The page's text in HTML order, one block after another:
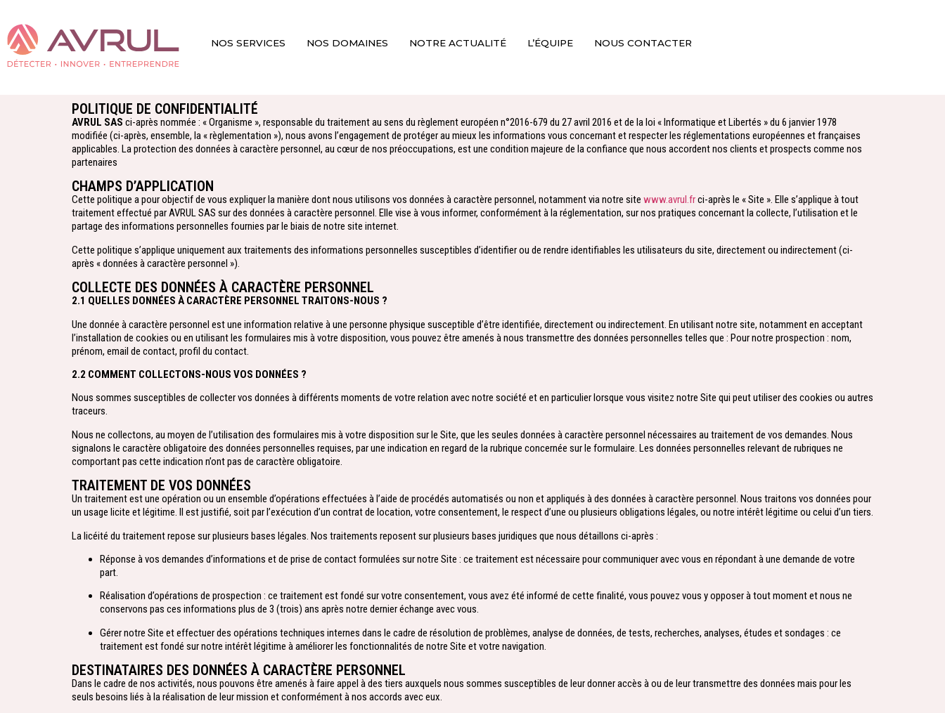
NOS SERVICES NOS DOMAINES NOTRE ACTUALITÉ L’ÉQUIPE NOUS CONTACTER
POLITIQUE DE CONFIDENTIALITÉ​
AVRUL SAS ci-après nommée : « Organisme », responsable du traitement au sens du règlement européen n°2016-679 du 27 avril 2016 et de la loi « Informatique et Libertés » du 6 janvier 1978
modifiée (ci-après, ensemble, la « règlementation »), nous avons l’engagement de protéger au mieux les informations vous concernant et respecter les réglementations européennes et françaises
applicables. La protection des données à caractère personnel, au cœur de nos préoccupations, est une condition majeure de la confiance que nous accordent nos clients et prospects comme nos
partenaires
CHAMPS D’APPLICATION
Cette politique a pour objectif de vous expliquer la manière dont nous utilisons vos données à caractère personnel, notamment via notre site www.avrul.frci-après le « Site ». Elle s’applique à tout
traitement effectué par AVRUL SAS sur des données à caractère personnel. Elle vise à vous informer, conformément à la réglementation, sur nos pratiques concernant la collecte, l’utilisation et le
partage des informations personnelles fournies par le biais de notre site internet.
Cette politique s’applique uniquement aux traitements des informations personnelles susceptibles d’identifier ou de rendre identifiables les utilisateurs du site, directement ou indirectement (ci-
après « données à caractère personnel »).
COLLECTE DES DONNÉES À CARACTÈRE PERSONNEL
2.1 QUELLES DONNÉES À CARACTÈRE PERSONNEL TRAITONS-NOUS ?
Une donnée à caractère personnel est une information relative à une personne physique susceptible d’être identifiée, directement ou indirectement. En utilisant notre site, notamment en acceptant
l’installation de cookies ou en utilisant les formulaires mis à votre disposition, vous pouvez être amenés à nous transmettre des données personnelles telles que : Pour notre prospection : nom,
prénom, email de contact, profil du contact.
2.2 COMMENT COLLECTONS-NOUS VOS DONNÉES ?
Nous sommes susceptibles de collecter vos données à différents moments de votre relation avec notre société et en particulier lorsque vous visitez notre Site qui peut utiliser des cookies ou autres
traceurs.
Nous ne collectons, au moyen de l’utilisation des formulaires mis à votre disposition sur le Site, que les seules données à caractère personnel nécessaires au traitement de vos demandes. Nous
signalons le caractère obligatoire des données personnelles requises, par une indication en regard de la rubrique concernée sur le formulaire. Les données personnelles relevant de rubriques ne
comportant pas cette indication n’ont pas de caractère obligatoire.
TRAITEMENT DE VOS DONNÉES
Un traitement est une opération ou un ensemble d’opérations effectuées à l’aide de procédés automatisés ou non et appliqués à des données à caractère personnel. Nous traitons vos données pour
un usage licite et légitime. Il est justifié, soit par l’exécution d’un contrat de location, votre consentement, le respect d’une ou plusieurs obligations légales, ou notre intérêt légitime ou celui d’un tiers.
La licéité du traitement repose sur plusieurs bases légales. Nos traitements reposent sur plusieurs bases juridiques que nous détaillons ci-après :
Réponse à vos demandes d’informations et de prise de contact formulées sur notre Site : ce traitement est nécessaire pour communiquer avec vous en répondant à une demande de votre
part.
Réalisation d’opérations de prospection : ce traitement est fondé sur votre consentement, vous avez été informé de cette finalité, vous pouvez vous y opposer à tout moment et nous ne
conservons pas ces informations plus de 3 (trois) ans après notre dernier échange avec vous.
Gérer notre Site et effectuer des opérations techniques internes dans le cadre de résolution de problèmes, analyse de données, de tests, recherches, analyses, études et sondages : ce
traitement est fondé sur notre intérêt légitime à améliorer les fonctionnalités de notre Site et votre navigation.
DESTINATAIRES DES DONNÉES À CARACTÈRE PERSONNEL​
Dans le cadre de nos activités, nous pouvons être amenés à faire appel à des tiers auxquels nous sommes susceptibles de leur donner accès à ou de leur transmettre des données mais pour les
seuls besoins liés à la réalisation de leur mission et conformément à nos accords avec eux.